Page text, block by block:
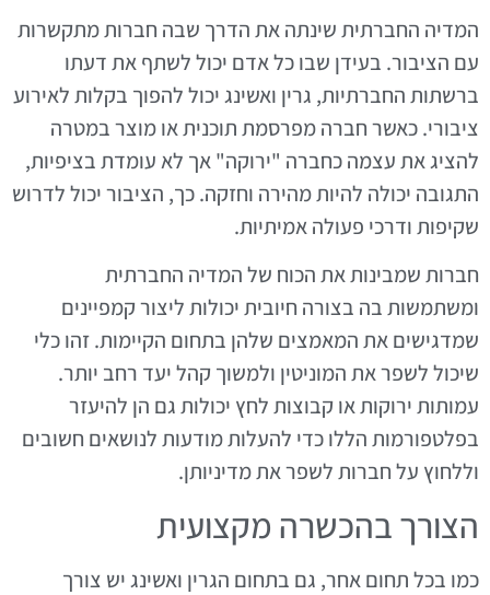
המדיה החברתית שינתה את הדרך שבה חברות מתקשרות
עם הציבור. בעידן שבו כל אדם יכול לשתף את דעתו
ברשתות החברתיות, גרין ואשינג יכול להפוך בקלות לאירוע
ציבורי. כאשר חברה מפרסמת תוכנית או מוצר במטרה
להציג את עצמה כחברה "ירוקה" אך לא עומדת בציפיות,
התגובה יכולה להיות מהירה וחזקה. כך, הציבור יכול לדרוש
שקיפות ודרכי פעולה אמיתיות.
חברות שמבינות את הכוח של המדיה החברתית
ומשתמשות בה בצורה חיובית יכולות ליצור קמפיינים
שמדגישים את המאמצים שלהן בתחום הקיימות. זהו כלי
שיכול לשפר את המוניטין ולמשוך קהל יעד רחב יותר.
עמותות ירוקות או קבוצות לחץ יכולות גם הן להיעזר
בפלטפורמות הללו כדי להעלות מודעות לנושאים חשובים
וללחוץ על חברות לשפר את מדיניותן.
הצורך בהכשרה מקצועית
כמו בכל תחום אחר, גם בתחום הגרין ואשינג יש צורך